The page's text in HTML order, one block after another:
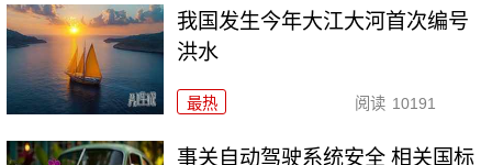
我国发生今年大江大河首次编号
洪水
最热 阅读 10191
事关自动驾驶系统安全 相关国标